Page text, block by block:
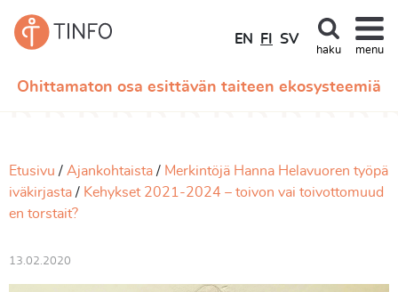
Ohittamaton osa esittävän taiteen ekosysteemiä
EN FI SV
haku menu
Etusivu Ajankohtaista
Merkintöjä Hanna Helavuoren työpä
iväkirjasta
Kehykset 2021-2024 – toivon vai toivottomuud
en torstait?
13.02.2020